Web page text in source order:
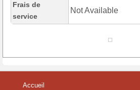
Frais de
service
Not Available
Accueil